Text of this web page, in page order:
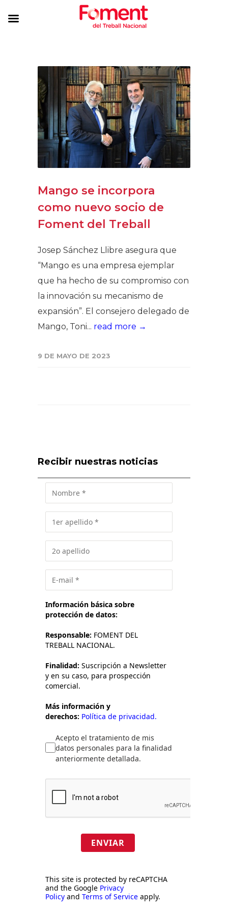
Mango se incorpora
como nuevo socio de
Foment del Treball
Josep Sánchez Llibre asegura que
“Mango es una empresa ejemplar
que ha hecho de su compromiso con
la innovación su mecanismo de
expansión”. El consejero delegado de
Mango, Toni... read more →
9 DE MAYO DE 2023
Recibir nuestras noticias
Información básica sobre
protección de datos:
Responsable: FOMENT DEL
TREBALL NACIONAL.
Finalidad: Suscripción a Newsletter
y en su caso, para prospección
comercial.
Más información y
derechos: Política de privacidad.
Acepto el tratamiento de mis
datos personales para la finalidad
anteriormente detallada.
ENVIAR
This site is protected by reCAPTCHA
and the Google Privacy
Policy and Terms of Service apply.